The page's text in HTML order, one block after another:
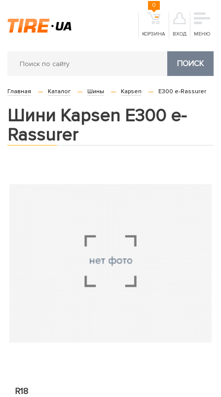
КОРЗИНА
0
ВХОД МЕНЮ
ПОИСК
Главная Каталог Шины Kapsen E300 e-Rassurer
Шини Kapsen E300 e-
Rassurer
R18